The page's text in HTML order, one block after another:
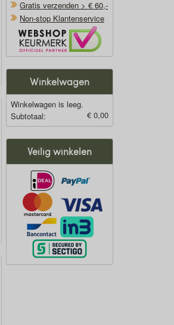
Gratis verzenden > € 60,-
Non-stop Klantenservice
Winkelwagen
Winkelwagen is leeg.
Subtotaal:
€ 0,00
Veilig winkelen